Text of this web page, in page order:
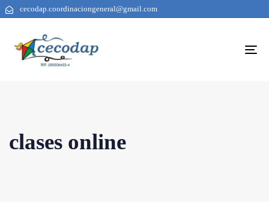
cecodap.coordinaciongeneral@gmail.com
clases online